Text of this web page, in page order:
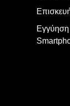
Εγγύηση